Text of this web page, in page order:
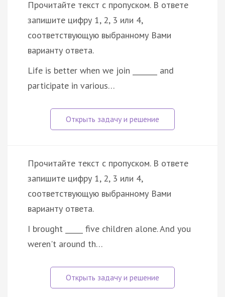
Прочитайте текст с пропуском. В ответе
запишите цифру 1, 2, 3 или 4,
соответствующую выбранному Вами
варианту ответа.
Life is better when we join _______ and
participate in various…
Прочитайте текст с пропуском. В ответе
запишите цифру 1, 2, 3 или 4,
соответствующую выбранному Вами
варианту ответа.
I brought _____ five children alone. And you
weren't around th…